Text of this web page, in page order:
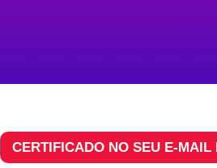
CERTIFICADO NO SEU E-MAIL